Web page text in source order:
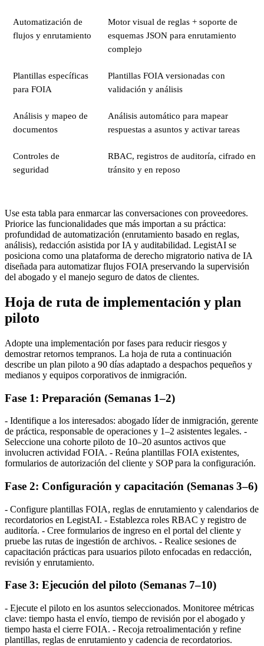
Automatización de
flujos y enrutamiento
Motor visual de reglas + soporte de
esquemas JSON para enrutamiento
complejo
Plantillas específicas
para FOIA
Plantillas FOIA versionadas con
validación y análisis
Análisis y mapeo de
documentos
Análisis automático para mapear
respuestas a asuntos y activar tareas
Controles de
seguridad
RBAC, registros de auditoría, cifrado en
tránsito y en reposo
Use esta tabla para enmarcar las conversaciones con proveedores.
Priorice las funcionalidades que más importan a su práctica:
profundidad de automatización (enrutamiento basado en reglas,
análisis), redacción asistida por IA y auditabilidad. LegistAI se
posiciona como una plataforma de derecho migratorio nativa de IA
diseñada para automatizar flujos FOIA preservando la supervisión
del abogado y el manejo seguro de datos de clientes.
Hoja de ruta de implementación y plan
piloto
Adopte una implementación por fases para reducir riesgos y
demostrar retornos tempranos. La hoja de ruta a continuación
describe un plan piloto a 90 días adaptado a despachos pequeños y
medianos y equipos corporativos de inmigración.
Fase 1: Preparación (Semanas 1–2)
- Identifique a los interesados: abogado líder de inmigración, gerente
de práctica, responsable de operaciones y 1–2 asistentes legales. -
Seleccione una cohorte piloto de 10–20 asuntos activos que
involucren actividad FOIA. - Reúna plantillas FOIA existentes,
formularios de autorización del cliente y SOP para la configuración.
Fase 2: Configuración y capacitación (Semanas 3–6)
- Configure plantillas FOIA, reglas de enrutamiento y calendarios de
recordatorios en LegistAI. - Establezca roles RBAC y registro de
auditoría. - Cree formularios de ingreso en el portal del cliente y
pruebe las rutas de ingestión de archivos. - Realice sesiones de
capacitación prácticas para usuarios piloto enfocadas en redacción,
revisión y enrutamiento.
Fase 3: Ejecución del piloto (Semanas 7–10)
- Ejecute el piloto en los asuntos seleccionados. Monitoree métricas
clave: tiempo hasta el envío, tiempo de revisión por el abogado y
tiempo hasta el cierre FOIA. - Recoja retroalimentación y refine
plantillas, reglas de enrutamiento y cadencia de recordatorios.